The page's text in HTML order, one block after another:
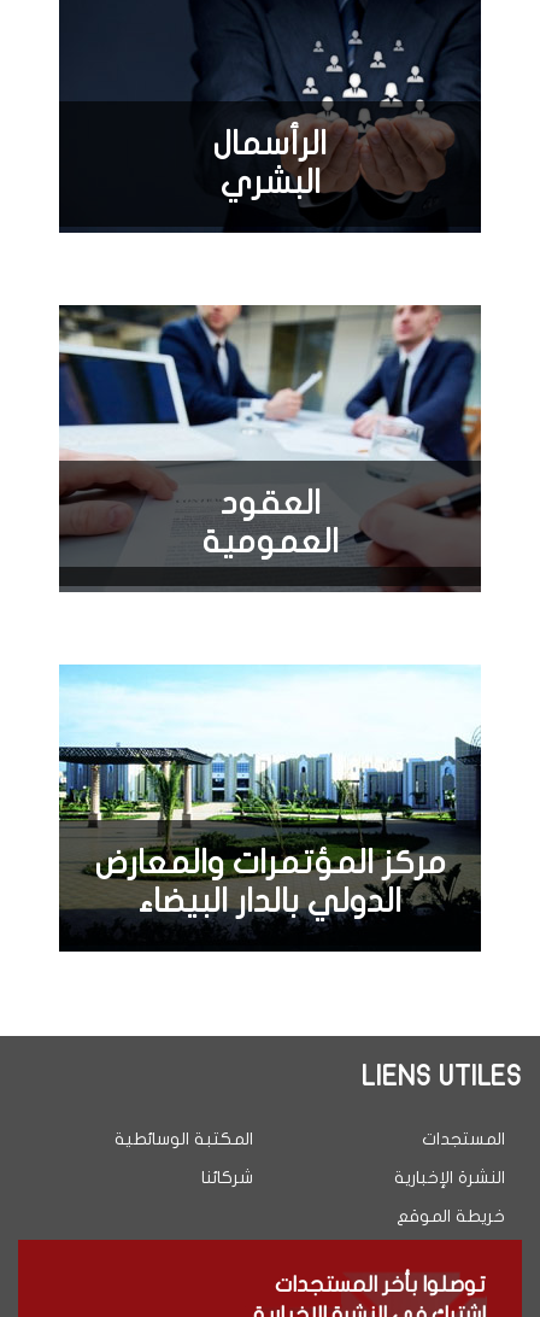
الرأسمال
البشري
العقود
العمومية
مركز المؤتمرات والمعارض
الدولي بالدار البيضاء
LIENS UTILES
المستجدات
النشرة الإخبارية
خريطة الموقع
المكتبة الوسائطية
شركائنا
توصلوا بأخر المستجدات